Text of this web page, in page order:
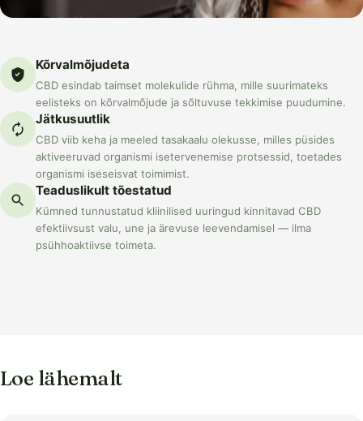
Kõrvalmõjudeta
CBD esindab taimset molekulide rühma, mille suurimateks
eelisteks on kõrvalmõjude ja sõltuvuse tekkimise puudumine.
Jätkusuutlik
CBD viib keha ja meeled tasakaalu olekusse, milles püsides
aktiveeruvad organismi isetervenemise protsessid, toetades
organismi iseseisvat toimimist.
Teaduslikult tõestatud
Kümned tunnustatud kliinilised uuringud kinnitavad CBD
efektiivsust valu, une ja ärevuse leevendamisel — ilma
psühhoaktiivse toimeta.
Loe lähemalt